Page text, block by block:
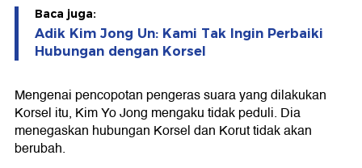
Baca juga:
Adik Kim Jong Un: Kami Tak Ingin Perbaiki
Hubungan dengan Korsel
Mengenai pencopotan pengeras suara yang dilakukan
Korsel itu, Kim Yo Jong mengaku tidak peduli. Dia
menegaskan hubungan Korsel dan Korut tidak akan
berubah.